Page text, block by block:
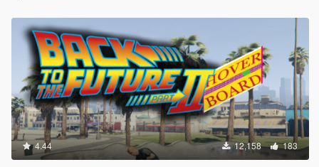
4.44 12,158 183